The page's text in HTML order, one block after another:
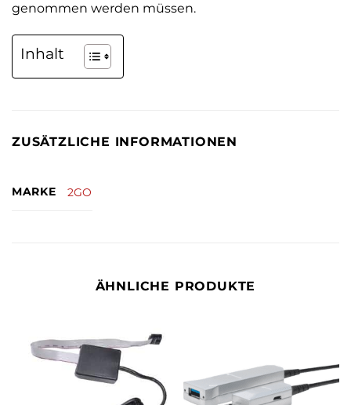
genommen werden müssen.
Inhalt
ZUSÄTZLICHE INFORMATIONEN
MARKE 2GO
ÄHNLICHE PRODUKTE